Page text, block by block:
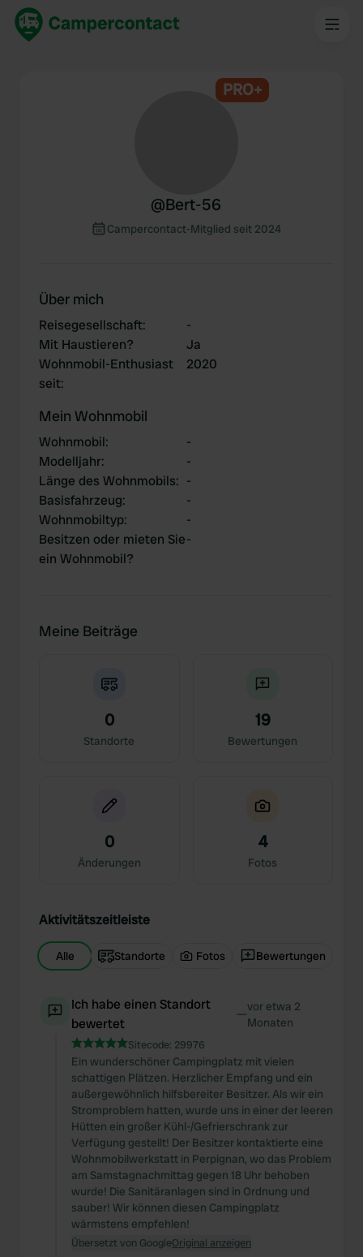
PRO+
@Bert-56
Campercontact-Mitglied seit 2024
Über mich
Reisegesellschaft:
-
Mit Haustieren?
Ja
Wohnmobil-Enthusiast
seit:
2020
Mein Wohnmobil
Wohnmobil:
-
Modelljahr:
-
Länge des Wohnmobils: -
Basisfahrzeug:
-
Wohnmobiltyp:
-
Besitzen oder mieten Sie
ein Wohnmobil?
-
Meine Beiträge
0
Standorte
19
Bewertungen
0
Änderungen
4
Fotos
Aktivitätszeitleiste
Alle Standorte Fotos Bewertungen
Ich habe einen Standort
bewertet
—vor etwa 2
Monaten
Sitecode: 29976
Ein wunderschöner Campingplatz mit vielen
schattigen Plätzen. Herzlicher Empfang und ein
außergewöhnlich hilfsbereiter Besitzer. Als wir ein
Stromproblem hatten, wurde uns in einer der leeren
Hütten ein großer Kühl-/Gefrierschrank zur
Verfügung gestellt! Der Besitzer kontaktierte eine
Wohnmobilwerkstatt in Perpignan, wo das Problem
am Samstagnachmittag gegen 18 Uhr behoben
wurde! Die Sanitäranlagen sind in Ordnung und
sauber! Wir können diesen Campingplatz
wärmstens empfehlen!
Übersetzt von GoogleOriginal anzeigen